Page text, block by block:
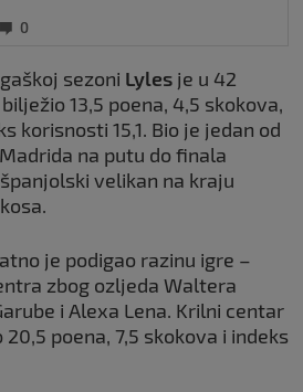
0
sezoni Lyles je u 42
13,5 poena, 4,5 skokova,
korisnosti 15,1. Bio je jedan od
na putu do finala
velikan na kraju
je podigao razinu igre –
zbog ozljeda Waltera
i Alexa Lena. Krilni centar
poena, 7,5 skokova i indeks